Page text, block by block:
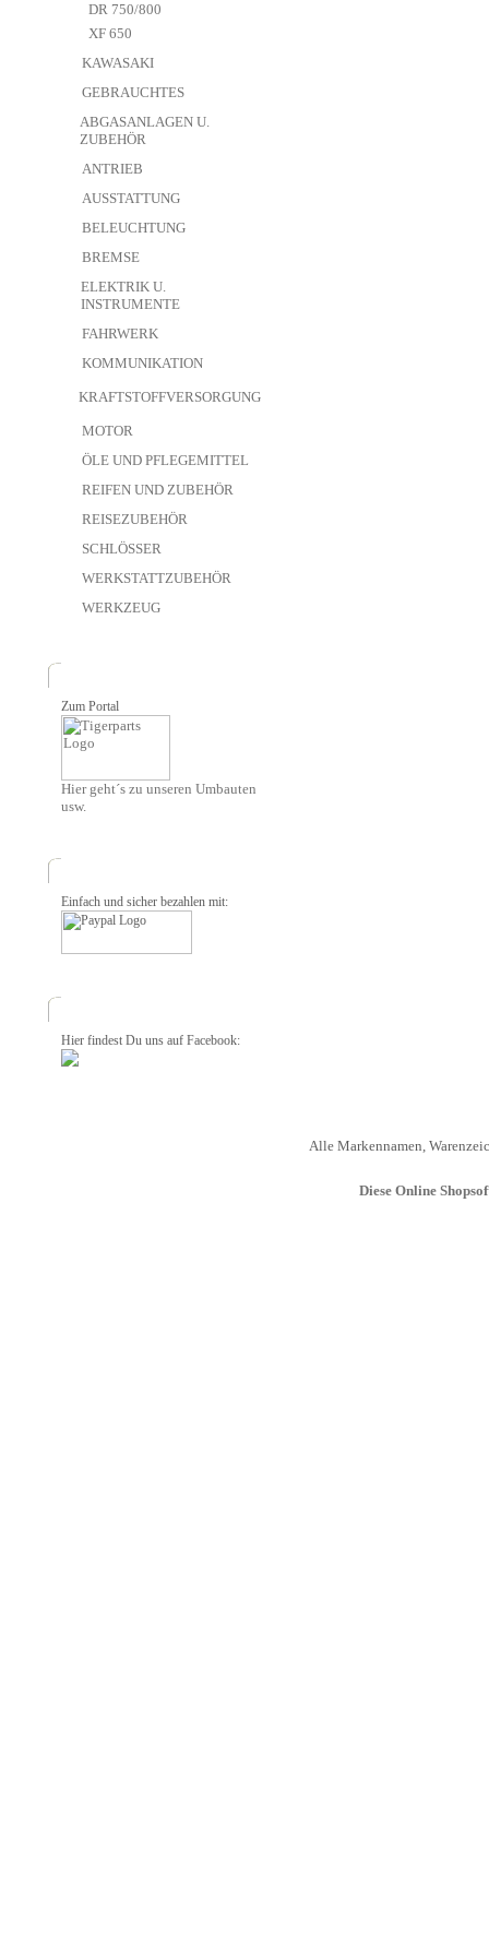
DR 750/800
XF 650
KAWASAKI
GEBRAUCHTES
ABGASANLAGEN U.
ZUBEHÖR
ANTRIEB
AUSSTATTUNG
BELEUCHTUNG
BREMSE
ELEKTRIK U.
INSTRUMENTE
FAHRWERK
KOMMUNIKATION
KRAFTSTOFFVERSORGUNG
MOTOR
ÖLE UND PFLEGEMITTEL
REIFEN UND ZUBEHÖR
REISEZUBEHÖR
SCHLÖSSER
WERKSTATTZUBEHÖR
WERKZEUG
Zum Portal
Hier geht´s zu unseren Umbauten
usw.
Einfach und sicher bezahlen mit:
Hier findest Du uns auf Facebook:
Alle Markennamen,
Diese Online